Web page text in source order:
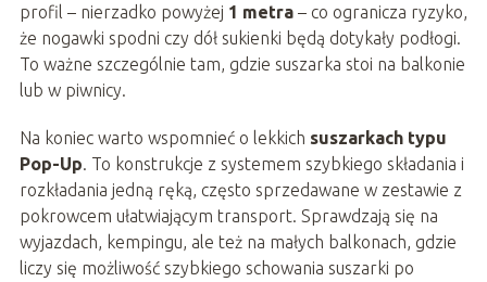
profil – nierzadko powyżej 1 metra– co ogranicza ryzyko,
że nogawki spodni czy dół sukienki będą dotykały podłogi.
To ważne szczególnie tam, gdzie suszarka stoi na balkonie
lub w piwnicy.
Na koniec warto wspomnieć o lekkich suszarkach typu
Pop-Up. To konstrukcje z systemem szybkiego składania i
rozkładania jedną ręką, często sprzedawane w zestawie z
pokrowcem ułatwiającym transport. Sprawdzają się na
wyjazdach, kempingu, ale też na małych balkonach, gdzie
liczy się możliwość szybkiego schowania suszarki po